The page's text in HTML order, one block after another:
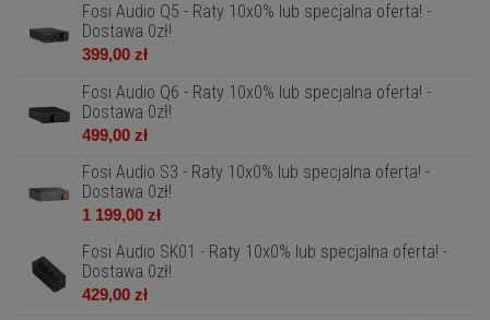
Fosi Audio Q5 - Raty 10x0% lub specjalna oferta! -
Dostawa 0zł!
399,00 zł
Fosi Audio Q6 - Raty 10x0% lub specjalna oferta! -
Dostawa 0zł!
499,00 zł
Fosi Audio S3 - Raty 10x0% lub specjalna oferta! -
Dostawa 0zł!
1 199,00 zł
Fosi Audio SK01 - Raty 10x0% lub specjalna oferta! -
Dostawa 0zł!
429,00 zł